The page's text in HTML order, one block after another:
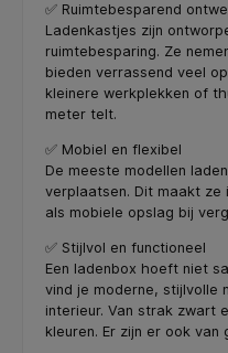
✅ Ruimtebesparend
Ladenkastjes zijn
ruimtebesparing. Ze
bieden verrassend veel
kleinere werkplekken of
meter telt.
✅ Mobiel en flexibel
De meeste modellen
verplaatsen. Dit maakt
als mobiele opslag bij
✅ Stijlvol en functioneel
Een ladenbox hoeft niet
vind je moderne, stijlvolle
interieur. Van strak zwart
kleuren. Er zijn er ook